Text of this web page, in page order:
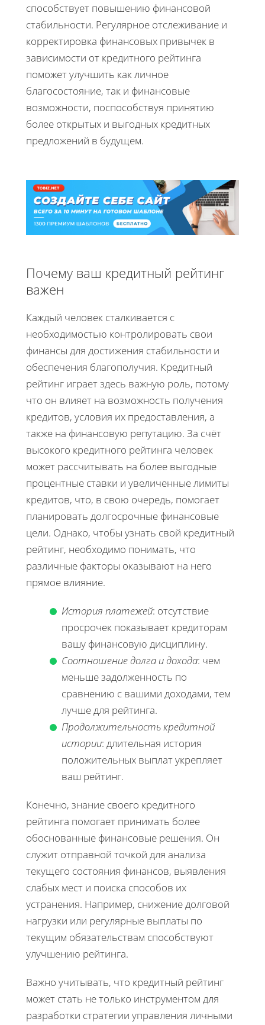
способствует повышению финансовой
стабильности. Регулярное отслеживание и
корректировка финансовых привычек в
зависимости от кредитного рейтинга
поможет улучшить как личное
благосостояние, так и финансовые
возможности, поспособствуя принятию
более открытых и выгодных кредитных
предложений в будущем.
Почему ваш кредитный рейтинг
важен
Каждый человек сталкивается с
необходимостью контролировать свои
финансы для достижения стабильности и
обеспечения благополучия. Кредитный
рейтинг играет здесь важную роль, потому
что он влияет на возможность получения
кредитов, условия их предоставления, а
также на финансовую репутацию. За счёт
высокого кредитного рейтинга человек
может рассчитывать на более выгодные
процентные ставки и увеличенные лимиты
кредитов, что, в свою очередь, помогает
планировать долгосрочные финансовые
цели. Однако, чтобы узнать свой кредитный
рейтинг, необходимо понимать, что
различные факторы оказывают на него
прямое влияние.
История платежей: отсутствие
просрочек показывает кредиторам
вашу финансовую дисциплину.
Соотношение долга и дохода: чем
меньше задолженность по
сравнению с вашими доходами, тем
лучше для рейтинга.
Продолжительность кредитной
истории: длительная история
положительных выплат укрепляет
ваш рейтинг.
Конечно, знание своего кредитного
рейтинга помогает принимать более
обоснованные финансовые решения. Он
служит отправной точкой для анализа
текущего состояния финансов, выявления
слабых мест и поиска способов их
устранения. Например, снижение долговой
нагрузки или регулярные выплаты по
текущим обязательствам способствуют
улучшению рейтинга.
Важно учитывать, что кредитный рейтинг
может стать не только инструментом для
разработки стратегии управления личными